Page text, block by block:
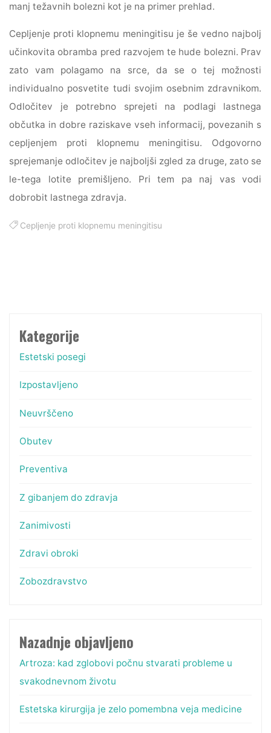
manj težavnih bolezni kot je na primer prehlad.
Cepljenje proti klopnemu meningitisu je še vedno najbolj
učinkovita obramba pred razvojem te hude bolezni. Prav
zato vam polagamo na srce, da se o tej možnosti
individualno posvetite tudi svojim osebnim zdravnikom.
Odločitev je potrebno sprejeti na podlagi lastnega
občutka in dobre raziskave vseh informacij, povezanih s
cepljenjem proti klopnemu meningitisu. Odgovorno
sprejemanje odločitev je najboljši zgled za druge, zato se
le-tega lotite premišljeno. Pri tem pa naj vas vodi
dobrobit lastnega zdravja.
Cepljenje proti klopnemu meningitisu
Kategorije
Estetski posegi
Izpostavljeno
Neuvrščeno
Obutev
Preventiva
Z gibanjem do zdravja
Zanimivosti
Zdravi obroki
Zobozdravstvo
Nazadnje objavljeno
Artroza: kad zglobovi počnu stvarati probleme u
svakodnevnom životu
Estetska kirurgija je zelo pomembna veja medicine